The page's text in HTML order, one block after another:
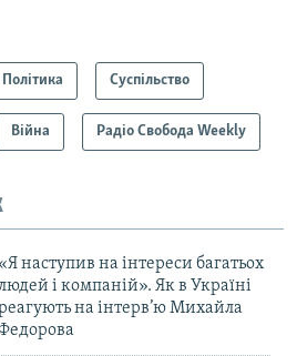
Політика Суспільство
Війна Радіо Свобода Weekly
«Я наступив на інтереси багатьох
і компаній». Як в Україні
на інтерв’ю Михайла